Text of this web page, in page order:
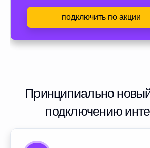
подключить по акции
Принципиально
подключению